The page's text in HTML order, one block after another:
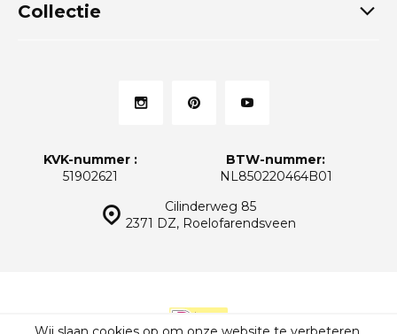
Collectie
Cilinderweg 85
2371 DZ, Roelofarendsveen
KVK-nummer :
51902621
BTW-nummer:
NL850220464B01